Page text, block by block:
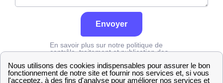
Envoyer
En savoir plus sur notre politique de
contrôle, traitement et publication des